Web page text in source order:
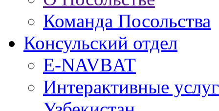
Команда Посольства
Консульский отдел
E-NAVBAT
Интерактивные